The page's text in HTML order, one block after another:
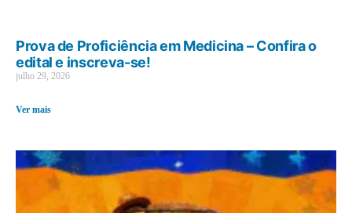
Prova de Proficiência em Medicina – Confira o
edital e inscreva-se!
julho 29, 2026
Ver mais